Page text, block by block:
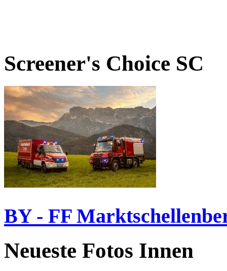
Screener's Choice SC
BY - FF
Neueste Fotos Innen